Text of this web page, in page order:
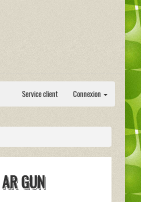
Service client Connexion
GUN